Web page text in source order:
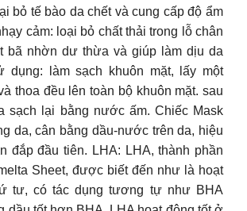
bỏ tế bào da chết và cung cấp độ ẩm
cảm: loại bỏ chất thải trong lỗ chân
bã nhờn dư thừa và giúp làm dịu da
dụng: làm sạch khuôn mặt, lấy một
thoa đều lên toàn bộ khuôn mặt. sau
sạch lại bằng nước ấm. Chiếc Mask
da, cân bằng dầu-nước trên da, hiệu
đắp đầu tiên. LHA: LHA, thành phần
Sheet, được biết đến như là hoạt
tư, có tác dụng tương tự như BHA